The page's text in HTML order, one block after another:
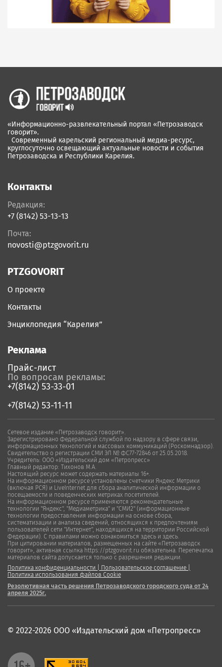
«Информационно-развлекательный портал «Петрозаводск
говорит».
Современный карельский региональный медиа-ресурс,
круглосуточно освещающий актуальные новости и события
Петрозаводска и Республики Карелия.
Контакты
Редакция:
+7 (8142) 53-13-13
Почта:
novosti@ptzgovorit.ru
PTZGOVORIT
О проекте
Контакты
Энциклопедия “Карелия”
Реклама
Прайс-лист
По вопросам рекламы:
+7(8142) 53-33-01
+7(8142) 53-11-11
Сетевое издание «Петрозаводск говорит».
Зарегистрировано Федеральной службой по надзору в сфере связи,
информационных технологий и массовых коммуникаций (Роскомнадзор).
Свидетельство о регистрации СМИ ЭЛ № ФС77-72846 от 25.05.2018.
Учредитель: ООО «Издательский дом «Петропресс»
Главный редактор: Тихонов М.А.
Настоящий ресурс может содержать материалы 16+.
На информационном ресурсе установлены счетчики Яндекс Метрики
(включая РСЯ) и LiveInternet для сбора аналитической информации о
посещаемости и поведенческих метриках посетителей.
На информационном ресурсе применяются рекомендательные
технологии "Яндекс", "Медиаметрика" и "СМИ2" (информационные
технологии предоставления информации на основе сбора,
систематизации и анализа сведений, относящихся к предпочтениям
пользователей сети "Интернет", находящихся на территории Российской
Федерации). С правилами можно ознакомиться здесь и здесь.
При цитировании материалов, размещенных на сайте «Петрозаводск
говорит», активная ссылка https://ptzgovorit.ru обязательна. Перепечатка
материалов сайта допускается только с разрешения редакции.
Политика конфиденциальности
Пользовательское соглашение
Политика использования файлов Cookie
Резолютивная часть решения Петрозаводского городского суда от 24
апреля 2025г.
© 2022-2026 ООО «Издательский дом «Петропресс»